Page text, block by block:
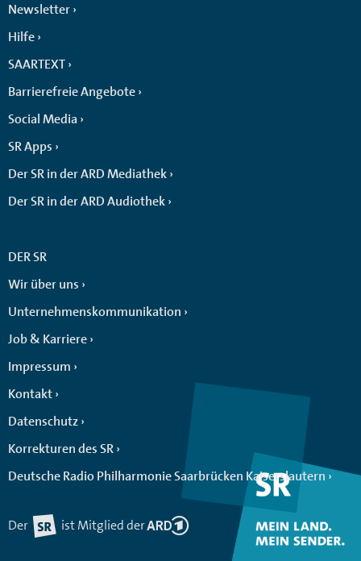
Newsletter
Hilfe
SAARTEXT
Barrierefreie Angebote
Social Media
SR Apps
Der SR in der ARD Mediathek
Der SR in der ARD Audiothek
DER SR
Wir über uns
Unternehmenskommunikation
Job & Karriere
Impressum
Kontakt
Datenschutz
Korrekturen des SR
Deutsche Radio Philharmonie Saarbrücken Kaiserslautern
Der ist Mitglied der